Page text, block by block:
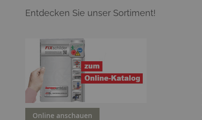
Entdecken Sie unser Sortiment!
Online anschauen